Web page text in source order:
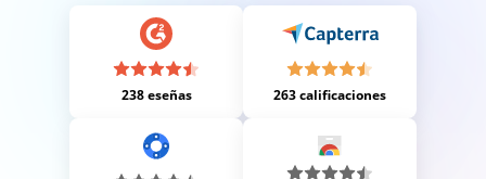
238 eseñas 263 calificaciones